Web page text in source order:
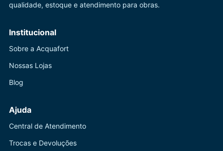
qualidade, estoque e atendimento para obras.
Institucional
Sobre a Acquafort
Nossas Lojas
Blog
Ajuda
Central de Atendimento
Trocas e Devoluções